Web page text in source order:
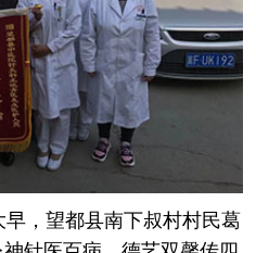
，望都县南下叔村村民葛